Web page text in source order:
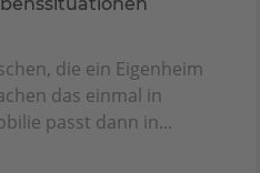
die ein Eigenheim
das einmal in
passt dann in...